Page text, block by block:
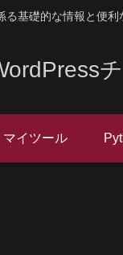
る基礎的な情報と便利
マイツール